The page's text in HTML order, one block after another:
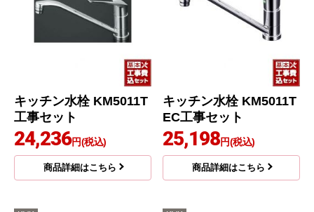
キッチン水栓 KM5011T
工事セット
24,236円(税込)
商品詳細はこちら
キッチン水栓 KM5011T
EC工事セット
25,198円(税込)
商品詳細はこちら